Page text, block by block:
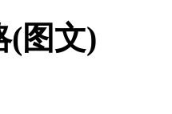
售：